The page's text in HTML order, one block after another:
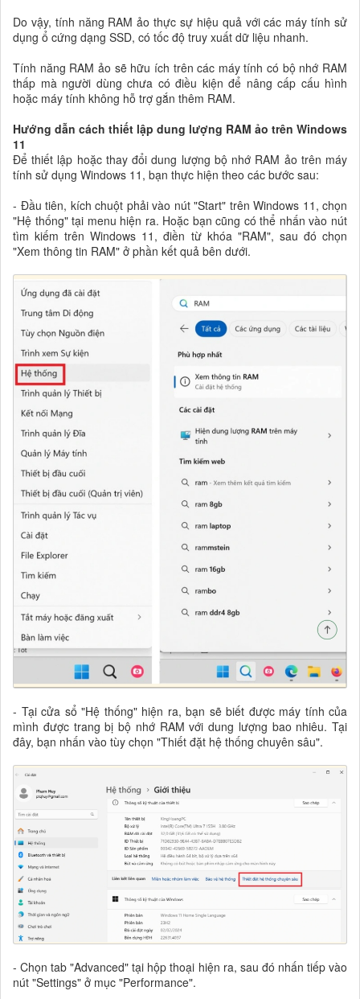
Do vậy, tính năng RAM ảo thực sự hiệu quả với các máy tính sử
dụng ổ cứng dạng SSD, có tốc độ truy xuất dữ liệu nhanh.
Tính năng RAM ảo sẽ hữu ích trên các máy tính có bộ nhớ RAM
thấp mà người dùng chưa có điều kiện để nâng cấp cấu hình
hoặc máy tính không hỗ trợ gắn thêm RAM.
Hướng dẫn cách thiết lập dung lượng RAM ảo trên Windows
11
Để thiết lập hoặc thay đổi dung lượng bộ nhớ RAM ảo trên máy
tính sử dụng Windows 11, bạn thực hiện theo các bước sau:
- Đầu tiên, kích chuột phải vào nút "Start" trên Windows 11, chọn
"Hệ thống" tại menu hiện ra. Hoặc bạn cũng có thể nhấn vào nút
tìm kiếm trên Windows 11, điền từ khóa "RAM", sau đó chọn
"Xem thông tin RAM" ở phần kết quả bên dưới.
- Tại cửa sổ "Hệ thống" hiện ra, bạn sẽ biết được máy tính của
mình được trang bị bộ nhớ RAM với dung lượng bao nhiêu. Tại
đây, bạn nhấn vào tùy chọn "Thiết đặt hệ thống chuyên sâu".
- Chọn tab "Advanced" tại hộp thoại hiện ra, sau đó nhấn tiếp vào
nút "Settings" ở mục "Performance".